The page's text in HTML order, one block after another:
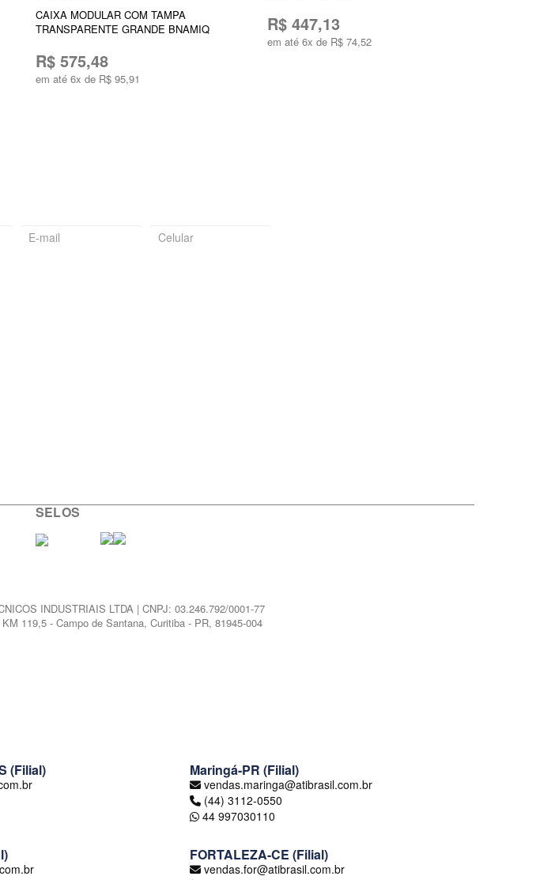
CAIXA MODULAR COM TAMPA
TRANSPARENTE GRANDE BNAMIQ
R$ 575,48
em até 6x de R$ 95,91
R$ 447,13
em até 6x de R$ 74,52
SELOS
INDUSTRIAIS LTDA | CNPJ: 03.246.792/0001-77
119,5 - Campo de Santana, Curitiba - PR, 81945-004
(Filial) Maringá-PR (Filial)
vendas.maringa@atibrasil.com.br
(44) 3112-0550
44 997030110
FORTALEZA-CE (Filial)
vendas.for@atibrasil.com.br